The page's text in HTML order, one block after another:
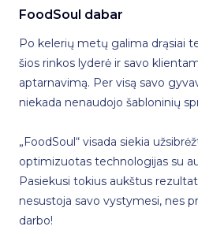
FoodSoul dabar
Po kelerių metų galima drąsiai
šios rinkos lyderė ir savo
aptarnavimą. Per visą savo
niekada nenaudojo šabloninių
„FoodSoul“ visada siekia
optimizuotas technologijas su
Pasiekusi tokius aukštus
nesustoja savo vystymesi, nes
darbo!